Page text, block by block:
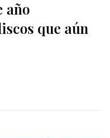
año
que aún